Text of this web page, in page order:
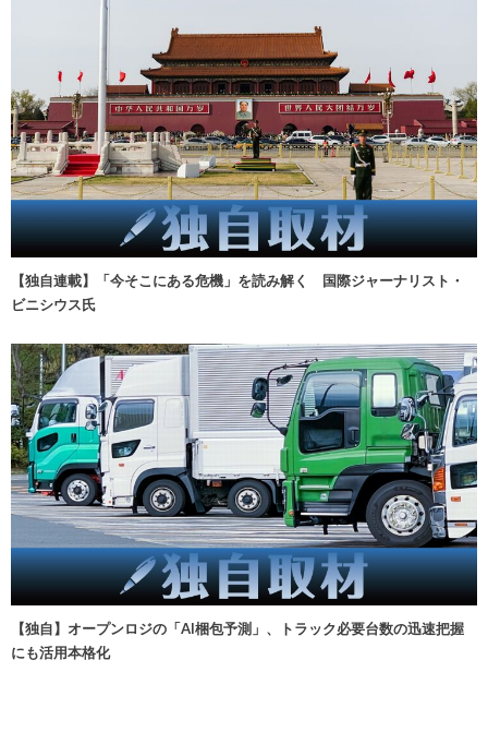
【独自連載】「今そこにある危機」を読み解く 国際ジャーナリスト・
ビニシウス氏
【独自】オープンロジの「AI梱包予測」、トラック必要台数の迅速把握
にも活用本格化